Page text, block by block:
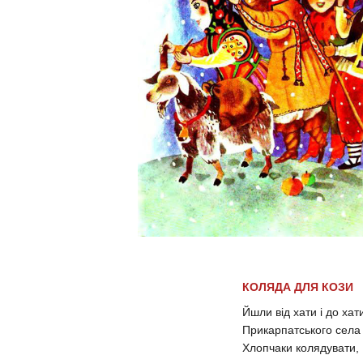
КОЛЯДА ДЛЯ КОЗИ
Йшли від хати і до
Прикарпатського села
Хлопчаки колядувати,